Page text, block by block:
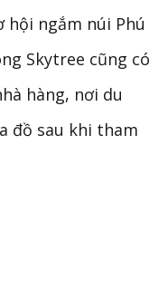
hội ngắm núi Phú
Skytree cũng có
hàng, nơi du
đồ sau khi tham